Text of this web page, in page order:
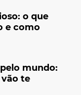
o que
e como
mundo:
vão te